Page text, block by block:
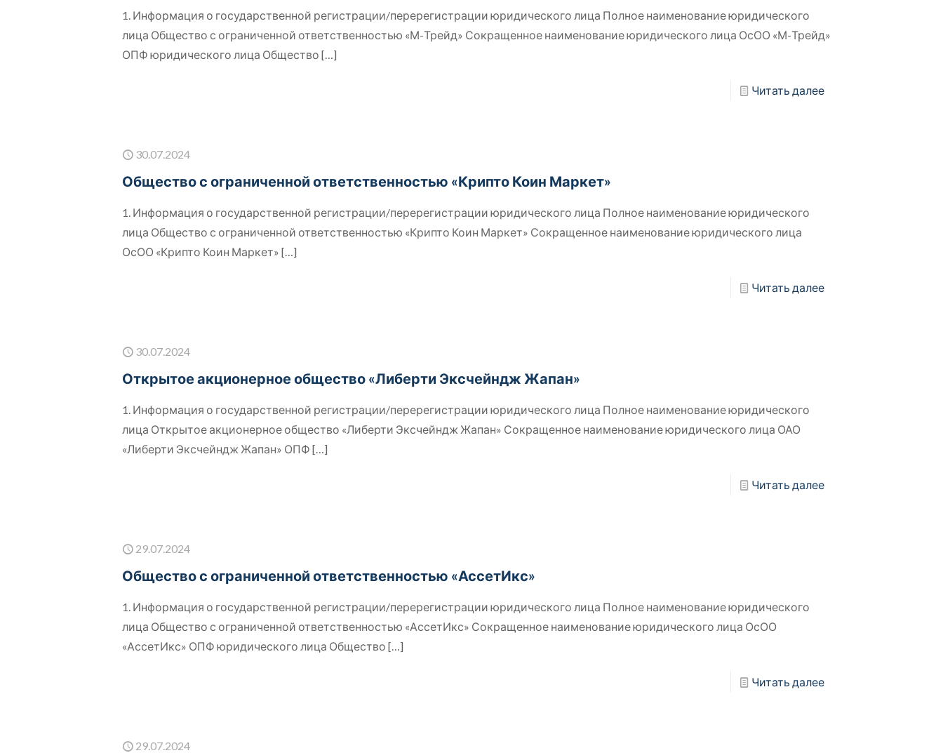
1. Информация о государственной регистрации/перерегистрации юридического лица Полное наименование юридического
лица Общество с ограниченной ответственностью «М-Трейд» Сокращенное наименование юридического лица ОсОО «М-Трейд»
ОПФ юридического лица Общество […]
Читать далее
30.07.2024
Общество с ограниченной ответственностью «Крипто Коин Маркет»
1. Информация о государственной регистрации/перерегистрации юридического лица Полное наименование юридического
лица Общество с ограниченной ответственностью «Крипто Коин Маркет» Сокращенное наименование юридического лица
ОсОО «Крипто Коин Маркет» […]
Читать далее
30.07.2024
Открытое акционерное общество «Либерти Эксчейндж Жапан»
1. Информация о государственной регистрации/перерегистрации юридического лица Полное наименование юридического
лица Открытое акционерное общество «Либерти Эксчейндж Жапан» Сокращенное наименование юридического лица ОАО
«Либерти Эксчейндж Жапан» ОПФ […]
Читать далее
29.07.2024
Общество с ограниченной ответственностью «АссетИкс»
1. Информация о государственной регистрации/перерегистрации юридического лица Полное наименование юридического
лица Общество с ограниченной ответственностью «АссетИкс» Сокращенное наименование юридического лица ОсОО
«АссетИкс» ОПФ юридического лица Общество […]
Читать далее
29.07.2024